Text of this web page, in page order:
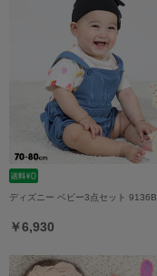
ディズニー ベビー3点セット 9136B
￥6,930